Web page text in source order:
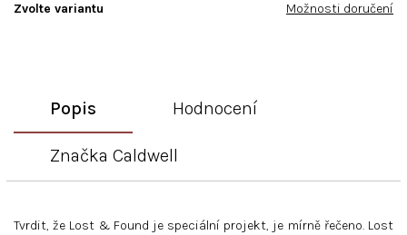
Zvolte variantu Možnosti doručení
Popis Hodnocení
Značka Caldwell
Tvrdit, že Lost & Found je speciální projekt, je mírně řečeno. Lost